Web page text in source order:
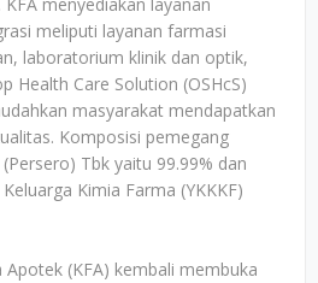
meliputi layanan farmasi
laboratorium klinik dan optik,
Health Care Solution (OSHcS)
masyarakat mendapatkan
Komposisi pemegang
Tbk yaitu 99.99% dan
Kimia Farma (YKKKF)
Apotek (KFA) kembali membuka